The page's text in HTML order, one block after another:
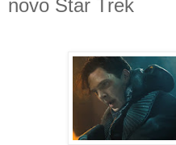
novo Star Trek